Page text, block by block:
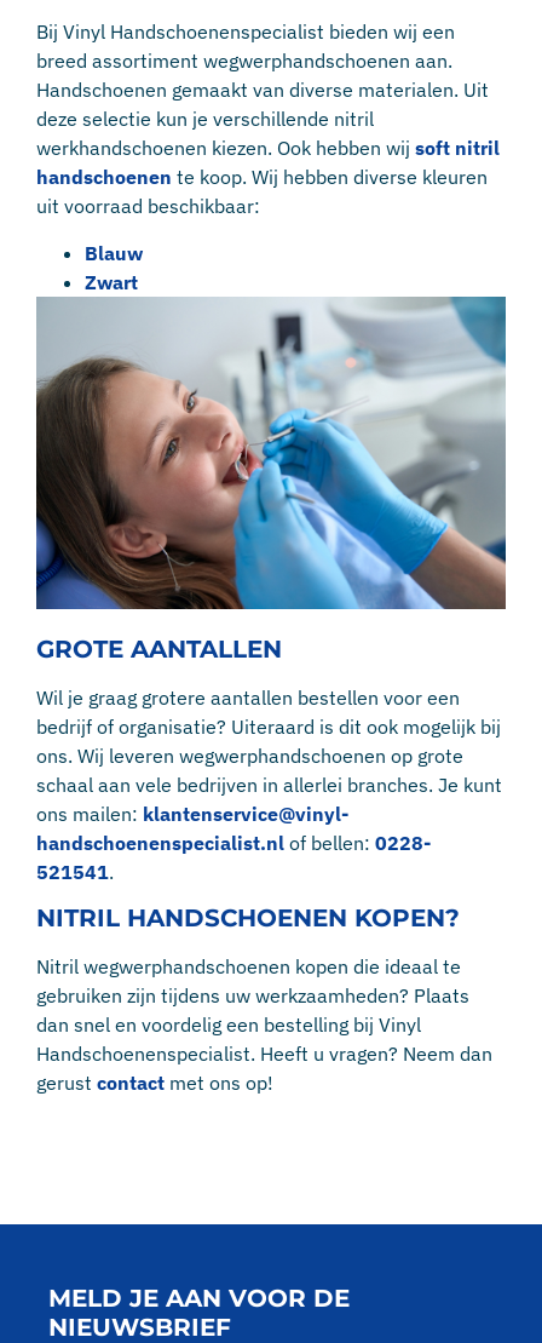
Bij Vinyl Handschoenenspecialist bieden wij een
breed assortiment wegwerphandschoenen aan.
Handschoenen gemaakt van diverse materialen. Uit
deze selectie kun je verschillende nitril
werkhandschoenen kiezen. Ook hebben wij soft nitril
handschoenen te koop. Wij hebben diverse kleuren
uit voorraad beschikbaar:
Blauw
Zwart
GROTE AANTALLEN
Wil je graag grotere aantallen bestellen voor een
bedrijf of organisatie? Uiteraard is dit ook mogelijk bij
ons. Wij leveren wegwerphandschoenen op grote
schaal aan vele bedrijven in allerlei branches. Je kunt
ons mailen: klantenservice@vinyl-
handschoenenspecialist.nl of bellen: 0228-
521541.
NITRIL HANDSCHOENEN KOPEN?
Nitril wegwerphandschoenen kopen die ideaal te
gebruiken zijn tijdens uw werkzaamheden? Plaats
dan snel en voordelig een bestelling bij Vinyl
Handschoenenspecialist. Heeft u vragen? Neem dan
gerust contact met ons op!
MELD JE AAN VOOR DE
NIEUWSBRIEF